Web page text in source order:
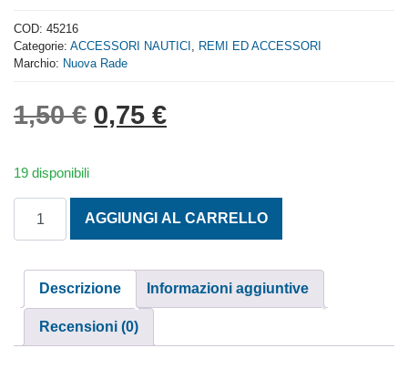
out
of
5
COD: 45216
Categorie: ACCESSORI NAUTICI , REMI ED ACCESSORI
Marchio: Nuova Rade
1,50€ Il prezzo originale era:
0,75 €Il prezzo attuale è:
19 disponibili
AGGIUNGI AL CARRELLO
Descrizione Informazioni aggiuntive
Recensioni (0)